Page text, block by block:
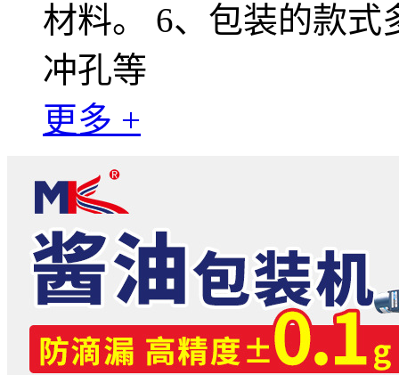
材料。 6、包装的款
冲孔等
更多 +